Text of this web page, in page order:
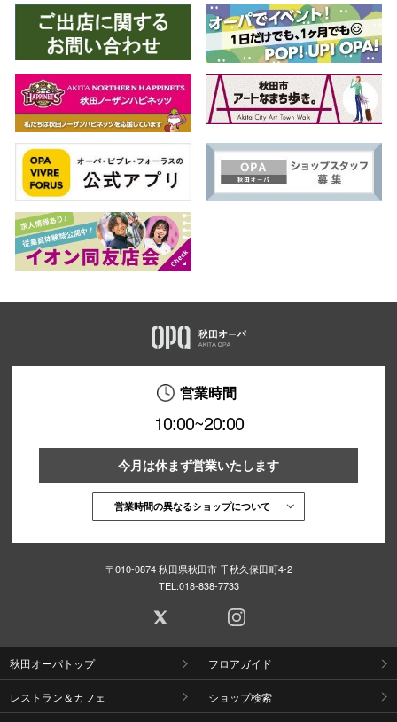
営業時間
10:00~20:00
今月は休まず営業いたします
営業時間の異なるショップについて
〒010-0874 秋田県秋田市 千秋久保田町4-2
TEL:018-838-7733
秋田オーパトップ フロアガイド
レストラン＆カフェ ショップ検索